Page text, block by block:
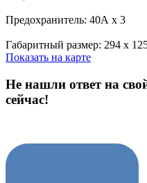
Предохранитель: 40А х 3
Габаритный размер: 294 х
Показать на карте
Не нашли ответ на
сейчас!